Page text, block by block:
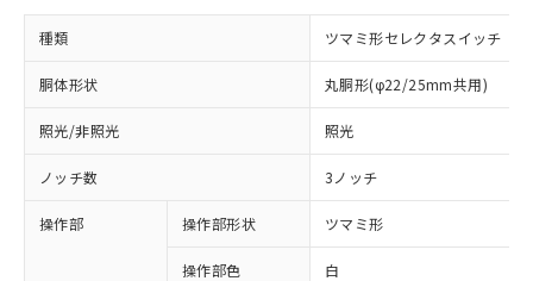
種類 ツマミ形セレクタスイッチ
胴体形状 丸胴形(φ22/25mm共用)
照光/非照光 照光
ノッチ数 3ノッチ
操作部 操作部形状 ツマミ形
操作部色 白